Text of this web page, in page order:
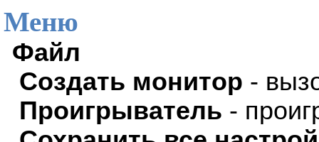
Меню
Файл
Создать монитор -
Проигрыватель -